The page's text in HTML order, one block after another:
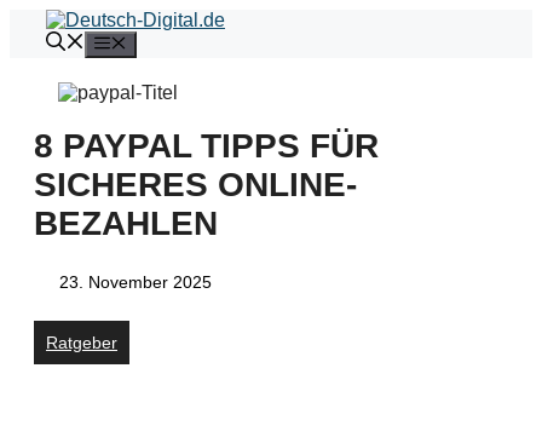
Inhalt
8 PAYPAL TIPPS FÜR
SICHERES ONLINE-
BEZAHLEN
23. November 2025
Ratgeber